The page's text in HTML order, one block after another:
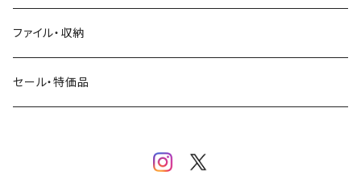
お花・フラワー・グリーン・植物
SAIEN
田村美紀
パピアプラッツ（作家もの）
浅野みどり
西淑
カフェ
コーヒー・飲み物・クリームソーダ
ファイル・収納
セール・特価品